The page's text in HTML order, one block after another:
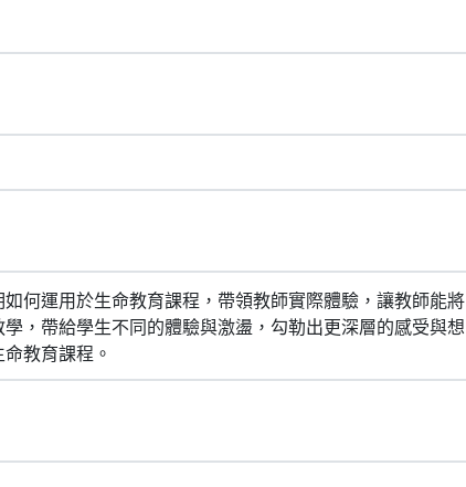
何運用於生命教育課程，帶領教師實際體驗，讓教師能將
，帶給學生不同的體驗與激盪，勾勒出更深層的感受與想
教育課程。